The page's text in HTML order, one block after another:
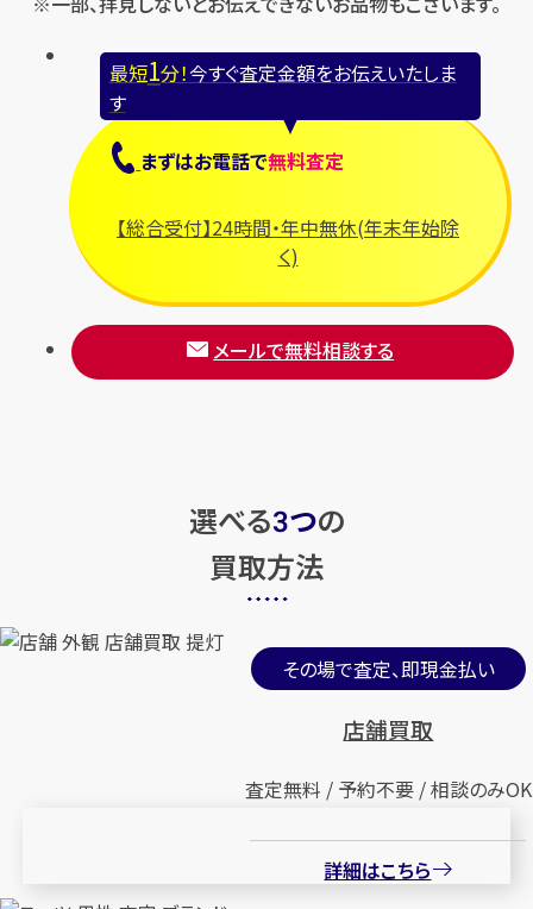
最短1分！今すぐ査定金額をお伝えいたしま
す
まずはお電話で無料査定
【総合受付】24時間・年中無休(年末年始除
く)
メールで無料相談する
選べる3つの
買取方法
その場で査定、即現金払い
店舗買取
査定無料 / 予約不要 / 相談のみOK
詳細はこちら